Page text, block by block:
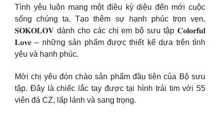
Tình yêu luôn mang một điều kỳ diệu đến mới cuộc
sống chúng ta. Tạo thêm sự hạnh phúc trọn vẹn,
𝐒𝐎𝐊𝐎𝐋𝐎𝐕 dành cho các chị em bộ sưu tập 𝐂𝐨𝐥𝐨𝐫𝐟𝐮𝐥
𝐋𝐨𝐯𝐞 – những sản phẩm được thiết kế dựa trên tình
yêu và hạnh phúc.
Mời chị yêu đón chào sản phẩm đầu tiên của Bộ sưu
tập. Đây là chiếc lắc tay được tại hình trái tim với 55
viên đá CZ, lấp lánh và sang trọng.